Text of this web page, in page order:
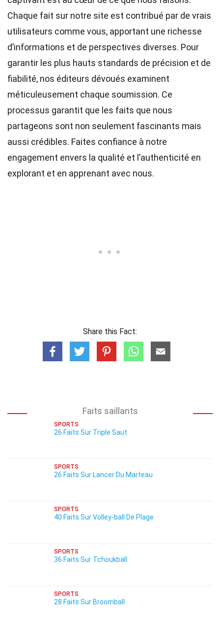
Chaque fait sur notre site est contribué par de vrais
utilisateurs comme vous, apportant une richesse
d’informations et de perspectives diverses. Pour
garantir les plus hauts standards de précision et de
fiabilité, nos éditeurs dévoués examinent
méticuleusement chaque soumission. Ce
processus garantit que les faits que nous
partageons sont non seulement fascinants mais
aussi crédibles. Faites confiance à notre
engagement envers la qualité et l’authenticité en
explorant et en apprenant avec nous.
Share this Fact:
Faits saillants
SPORTS
26 Faits Sur Triple Saut
SPORTS
26 Faits Sur Lancer Du Marteau
SPORTS
40 Faits Sur Volley-ball De Plage
SPORTS
36 Faits Sur Tchoukball
SPORTS
28 Faits Sur Broomball